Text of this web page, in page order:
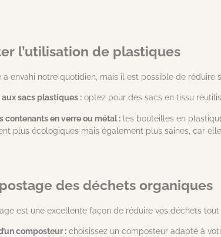
l’utilisation de plastiques
a envahi notre quotidien, mais il est possible de
sacs plastiques : optez pour des sacs en tissu
contenants en verre ou métal : les bouteilles en
plus écologiques mais également plus saines, car
des déchets organiques
est une excellente façon de réduire vos déchets
composteur : choisissez un composteur adapté à